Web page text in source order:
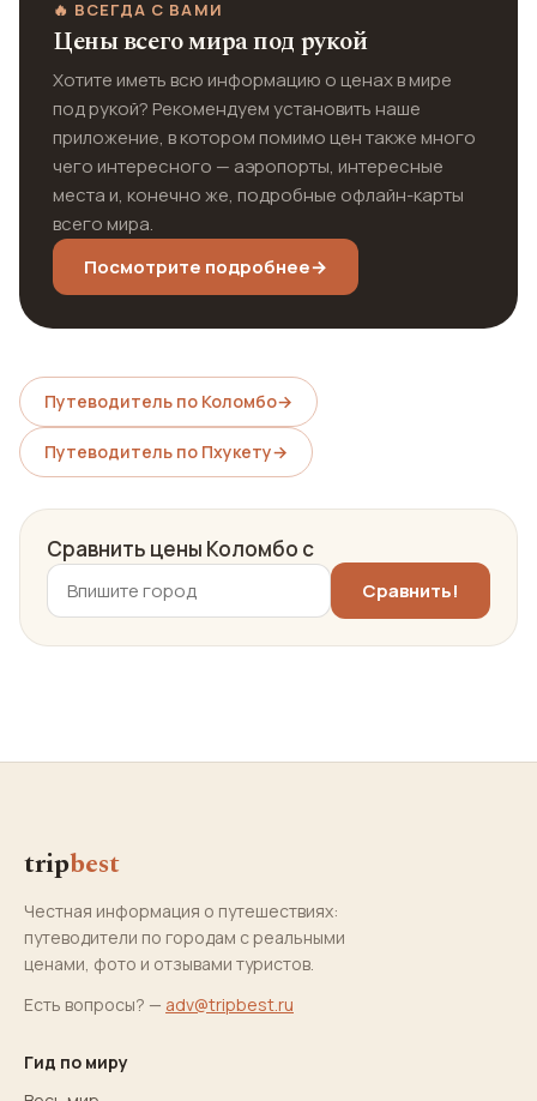
🔥 ВСЕГДА С ВАМИ
Цены всего мира под рукой
Хотите иметь всю информацию о ценах в мире
под рукой? Рекомендуем установить наше
приложение, в котором помимо цен также много
чего интересного — аэропорты, интересные
места и, конечно же, подробные офлайн-карты
всего мира.
Посмотрите подробнее→
Путеводитель по Коломбо→
Путеводитель по Пхукету→
Сравнить цены Коломбо с
tripbest
Честная информация о путешествиях:
путеводители по городам с реальными
ценами, фото и отзывами туристов.
Есть вопросы? — adv@tripbest.ru
Гид по миру